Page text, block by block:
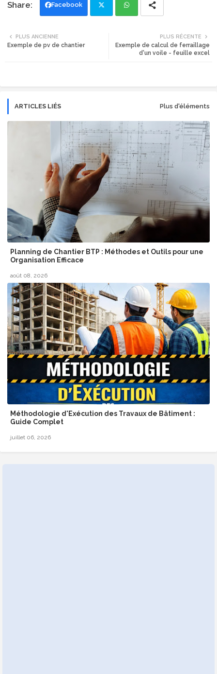
Facebook
ats
PLUS RÉCENTE
Exemple de calcul de ferraillage
d'un voile - feuille excel
PLUS ANCIENNE
Exemple de pv de chantier
ARTICLES LIÉS Plus d'éléments
Planning de Chantier BTP : Méthodes et Outils pour une
Organisation Efficace
août 08, 2026
Méthodologie d'Exécution des Travaux de Bâtiment :
Guide Complet
juillet 06, 2026